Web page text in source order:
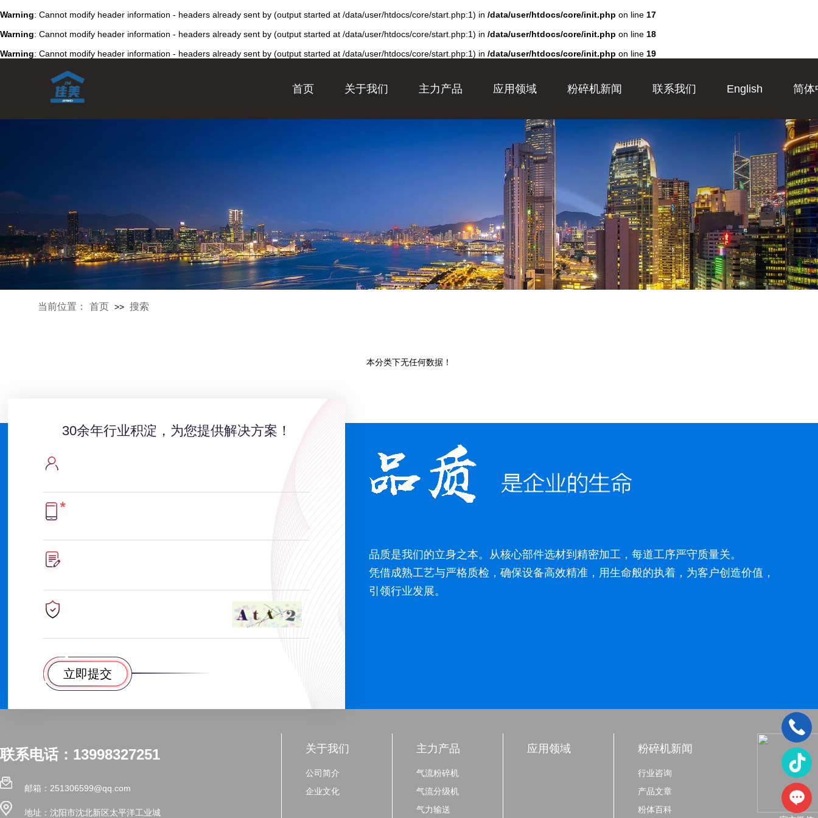
Warning: Cannot modify header information - headers already sent by (output started at /data/user/htdocs/core/start.php:1) in /data/user/htdocs/core/init.php on line 17
Warning: Cannot modify header information - headers already sent by (output started at /data/user/htdocs/core/start.php:1) in /data/user/htdocs/core/init.php on line 18
Warning: Cannot modify header information - headers already sent by (output started at /data/user/htdocs/core/start.php:1) in /data/user/htdocs/core/init.php on line 19
首页 关于我们 主力产品 应用领域 粉碎机新闻 联系我们 English 简体
当前位置： 首页 >> 搜索
本分类下无任何数据！
30余年行业积淀，为您提供解决方案！
品质是我们的立身之本。从核心部件选材到精密加工，每道工序严守质量关。
凭借成熟工艺与严格质检，确保设备高效精准，用生命般的执着，为客户创造价值，
引领行业发展。
联系电话：13998327251
邮箱：251306599@qq.com
地址：沈阳市沈北新区太平洋工业城
关于我们
公司简介
企业文化
主力产品
气流粉碎机
气流分级机
气力输送
应用领域 粉碎机新闻
行业咨询
产品文章
粉体百科